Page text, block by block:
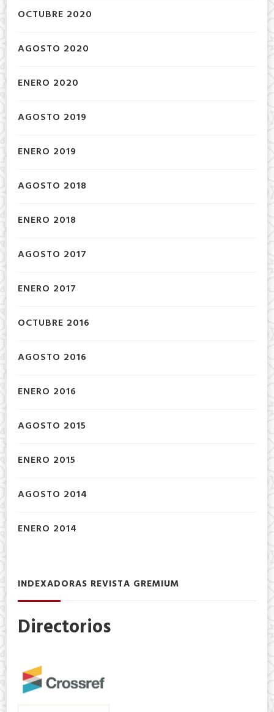
OCTUBRE 2020
AGOSTO 2020
ENERO 2020
AGOSTO 2019
ENERO 2019
AGOSTO 2018
ENERO 2018
AGOSTO 2017
ENERO 2017
OCTUBRE 2016
AGOSTO 2016
ENERO 2016
AGOSTO 2015
ENERO 2015
AGOSTO 2014
ENERO 2014
INDEXADORAS REVISTA GREMIUM
Directorios